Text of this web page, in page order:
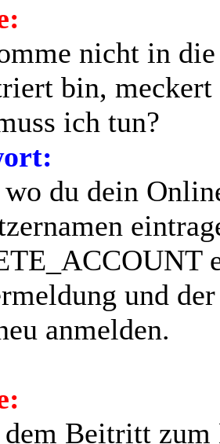
nicht in
bin,
ich tun?
du dein
und
anmelden.
dem Beitritt zum